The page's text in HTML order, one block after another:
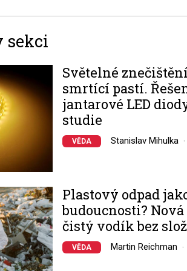
sekci
Světelné
smrtící pastí.
jantarové LED
studie
VĚDA Stanislav Mihulka
Plastový odpad
budoucnosti?
čistý vodík bez
VĚDA Martin Reichman